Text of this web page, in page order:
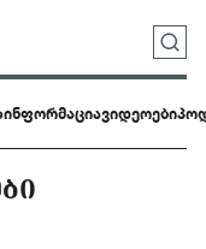
ვიდეოები